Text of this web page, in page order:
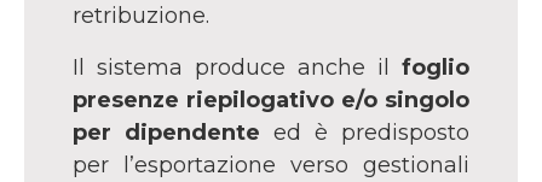
retribuzione.
Il sistema produce anche il foglio
presenze riepilogativo e/o singolo
per dipendente ed è predisposto
per l’esportazione verso gestionali